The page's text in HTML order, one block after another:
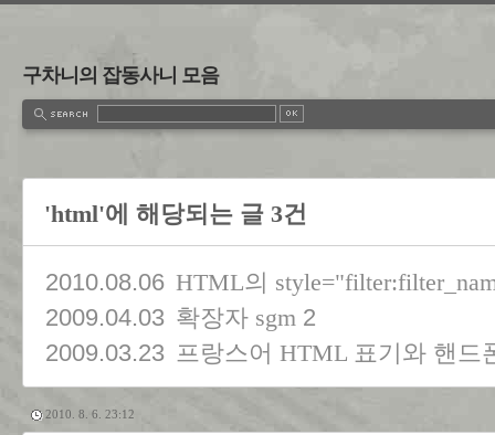
구차니의 잡동사니 모음
'html'에 해당되는 글 3건
2010.08.06 HTML의
2009.04.03 확장자 sgm 2
2009.03.23 프랑스어 HTML 표기와 핸드
2010. 8. 6. 23:12